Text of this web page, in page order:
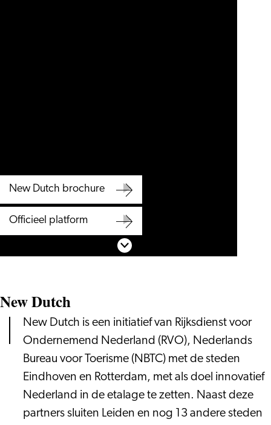
Scroll naar beneden
New Dutch brochure
Officieel platform
New Dutch
New Dutch is een initiatief van Rijksdienst voor
Ondernemend Nederland (RVO), Nederlands
Bureau voor Toerisme (NBTC) met de steden
Eindhoven en Rotterdam, met als doel innovatief
Nederland in de etalage te zetten. Naast deze
partners sluiten Leiden en nog 13 andere steden